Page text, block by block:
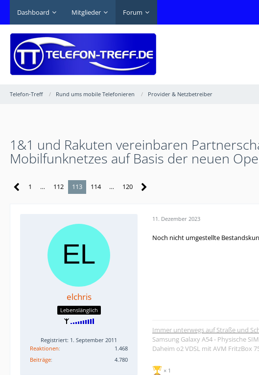
Dashboard Mitglieder Forum
Telefon-Treff Rund ums mobile Telefonieren Provider & Netzbetreiber
1&1 und Rakuten vereinbaren
Mobilfunknetzes auf Basis der neuen
1 … 112 113 114 … 120
elchris
Lebenslänglich
Registriert: 1. September 2011
Reaktionen
1.468
Beiträge
4.780
11. Dezember 2023
Noch nicht umgestellte
Immer unterwegs auf Straße und
Samsung Galaxy A54 - Physische
Daheim o2 VDSL mit AVM FritzBox
1